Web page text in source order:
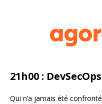
21h00 :
Qui n’a jamais été